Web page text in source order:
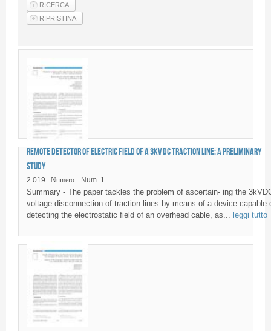
Articoli
Fornitori di prodotti e servizi
Remote detector of electric field of a 3kV DC traction line: a preliminary
study
2 019 Numero: Num. 1
Summary - The paper tackles the problem of ascertain- ing the
voltage disconnection of traction lines by means of a device capable
detecting the electrostatic field of an overhead cable, as... leggi tutto